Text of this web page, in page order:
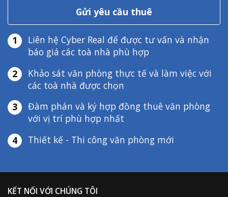
Gửi yêu cầu thuê
1
Liên hệ Cyber Real để được tư vấn và nhận
báo giá các toà nhà phù hợp
2
Khảo sát văn phòng thực tế và làm việc với
các toà nhà được chọn
3
Đàm phán và ký hợp đồng thuê văn phòng
với vị trí phù hợp nhất
4
Thiết kế - Thi công văn phòng mới
KẾT NỐI VỚI CHÚNG TÔI